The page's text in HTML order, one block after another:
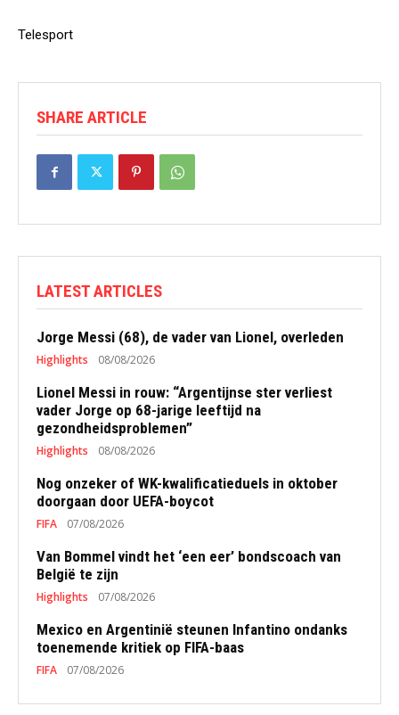
Telesport
SHARE ARTICLE
LATEST ARTICLES
Jorge Messi (68), de vader van Lionel, overleden
Highlights 08/08/2026
Lionel Messi in rouw: “Argentijnse ster verliest
vader Jorge op 68-jarige leeftijd na
gezondheidsproblemen”
Highlights 08/08/2026
Nog onzeker of WK-kwalificatieduels in oktober
doorgaan door UEFA-boycot
FIFA 07/08/2026
Van Bommel vindt het ‘een eer’ bondscoach van
België te zijn
Highlights 07/08/2026
Mexico en Argentinië steunen Infantino ondanks
toenemende kritiek op FIFA-baas
FIFA 07/08/2026